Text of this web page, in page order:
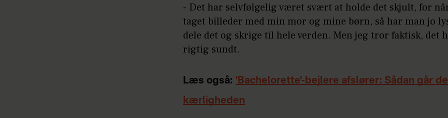
- Det har selvfølgelig været svært at holde det skjult, for
taget billeder med min mor og mine børn, så har man jo
dele det og skrige til hele verden. Men jeg tror faktisk, det
rigtig sundt.
Læs også: 'Bachelorette'-bejlere afslører: Sådan går
kærligheden